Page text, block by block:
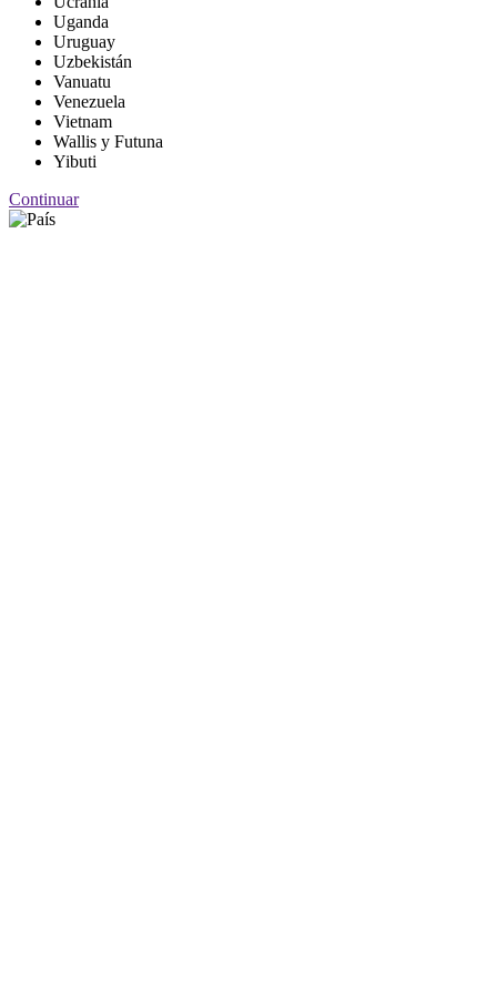
Uganda
Uruguay
Uzbekistán
Vanuatu
Venezuela
Vietnam
Wallis y Futuna
Yibuti
Continuar